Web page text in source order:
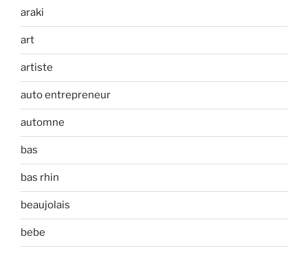
araki
art
artiste
auto entrepreneur
automne
bas
bas rhin
beaujolais
bebe